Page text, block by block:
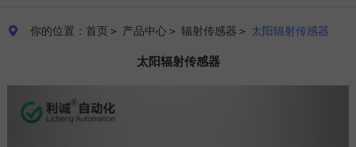
 你的位置：首页 ＞ 产品中心＞ 辐射传感器 ＞ 太阳辐射传感器
太阳辐射传感器